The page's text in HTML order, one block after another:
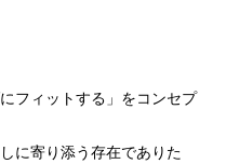
フィットする」をコンセプ
に寄り添う存在でありた